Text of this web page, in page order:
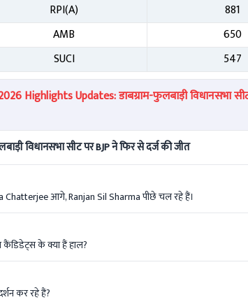
RPI(A)
881
AMB
650
SUCI
547
Highlights Updates: डाबग्राम-फुलबाड़ी विधानसभा
विधानसभा सीट पर BJP ने फिर से दर्ज की जीत
Chatterjee आगे, Ranjan Sil Sharma पीछे चल रहे हैं।
के क्या हैं हाल?
कर रहे हैं?